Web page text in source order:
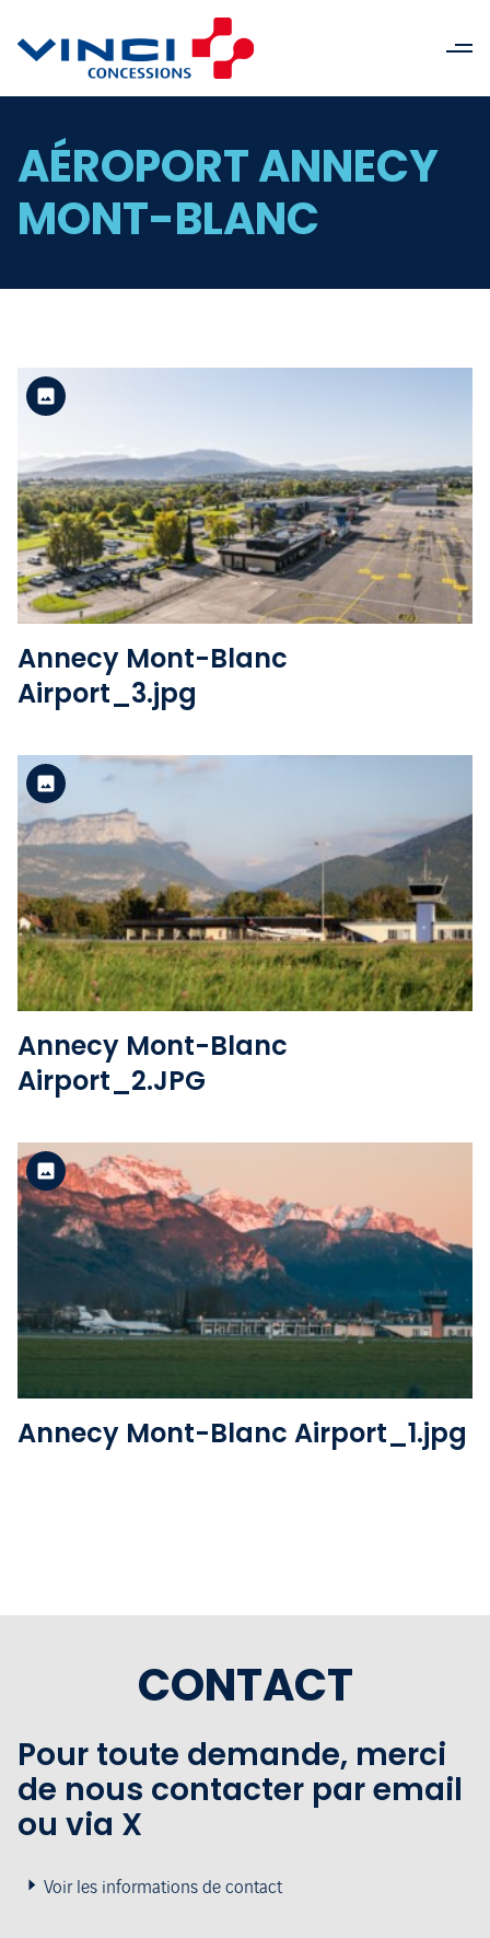
AÉROPORT ANNECY
MONT-BLANC
Voir le fichier
Version standard
Annecy Mont-Blanc
Airport_3.jpg
Voir le fichier
Version standard
Annecy Mont-Blanc
Airport_2.JPG
Version standard
Annecy Mont-Blanc Airport_1.jpg
CONTACT
Pour toute demande, merci
de nous contacter par email
ou via X
Voir les informations de contact